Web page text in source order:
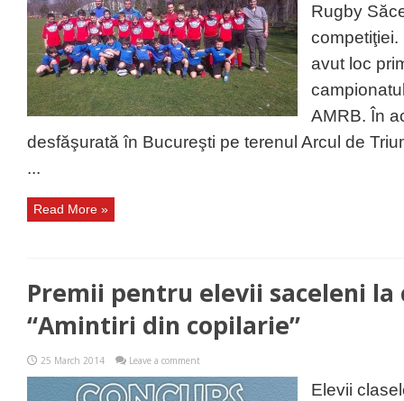
Rugby
avut loc
AMRB. În
desfăşurată în Bucureşti pe terenul Arcul de
...
Read More »
Premii pentru elevii saceleni la
“Amintiri din copilarie”
25 March 2014 Leave a comment
Elevii